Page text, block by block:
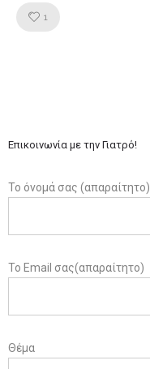
1
Επικοινωνία με την Γιατρό!
Το όνομά σας (απαραίτητο)
Το Email σας(απαραίτητο)
Θέμα